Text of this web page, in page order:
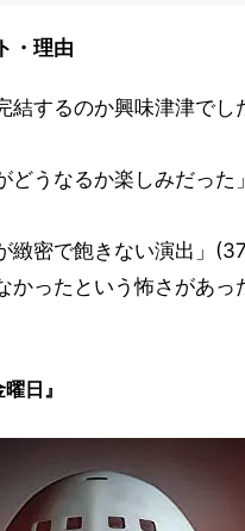
・理由
結するのか興味津津でし
どうなるか楽しみだった
緻密で飽きない演出」
かったという怖さがあっ
日』